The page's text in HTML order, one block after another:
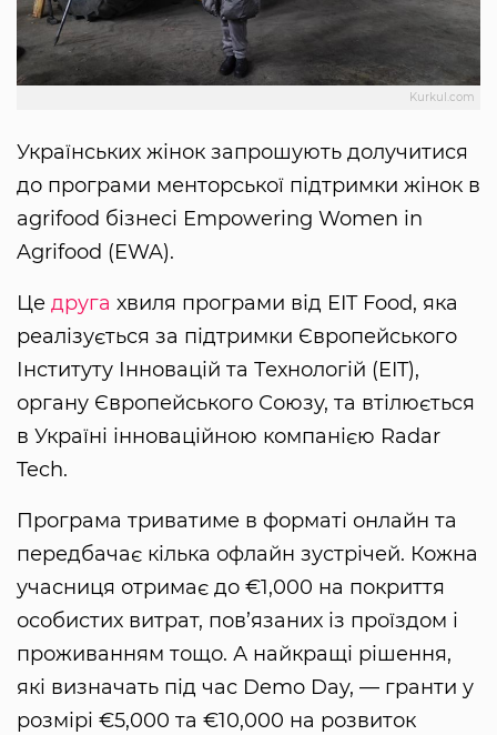
Kurkul.com
Українських жінок запрошують долучитися
до програми менторської підтримки жінок в
agrifood бізнесі Empowering Women in
Agrifood (EWA).
Це друга хвиля програми від EIT Food, яка
реалізується за підтримки Європейського
Інституту Інновацій та Технологій (EIT),
органу Європейського Союзу, та втілюється
в Україні інноваційною компанією Radar
Tech.
Програма триватиме в форматі онлайн та
передбачає кілька офлайн зустрічей. Кожна
учасниця отримає до €1,000 на покриття
особистих витрат, пов’язаних із проїздом і
проживанням тощо. А найкращі рішення,
які визначать під час Demo Day, — гранти у
розмірі €5,000 та €10,000 на розвиток